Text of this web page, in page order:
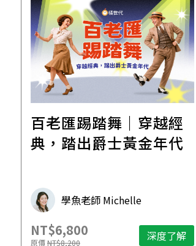
百老匯踢踏舞｜穿越經
典，踏出爵士黃金年代
學魚老師 Michelle
NT$6,800
原價NT$8,200 深度了解